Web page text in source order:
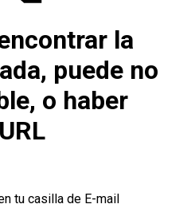
la
puede no
o haber
tu casilla de E-mail